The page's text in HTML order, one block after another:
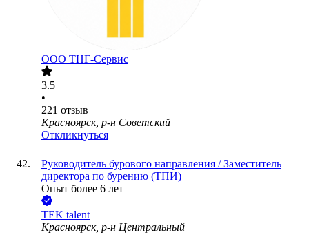
ООО ТНГ-Сервис
3.5
•
221 отзыв
Красноярск, р-н Советский
Откликнуться
Руководитель бурового направления / Заместитель
директора по бурению (ТПИ)
Опыт более 6 лет
TEK talent
Красноярск, р-н Центральный